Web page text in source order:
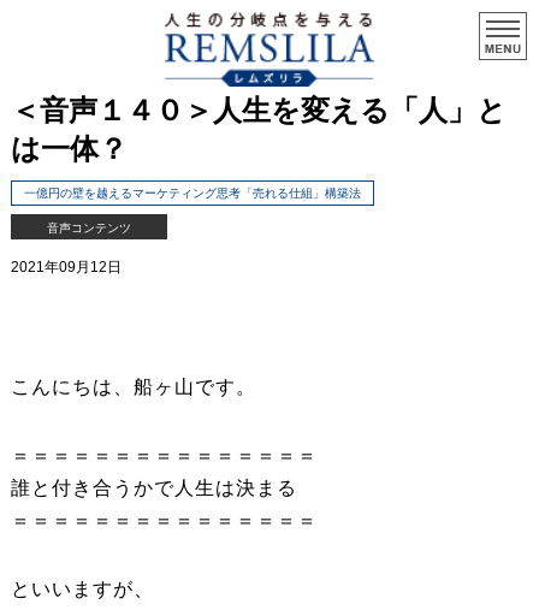
＜音声１４０＞人生を変える「人」と
は一体？
一億円の壁を越えるマーケティング思考「売れる仕組」構築法
音声コンテンツ
2021年09月12日
こんにちは、船ヶ山です。
＝＝＝＝＝＝＝＝＝＝＝＝＝＝＝
誰と付き合うかで人生は決まる
＝＝＝＝＝＝＝＝＝＝＝＝＝＝＝
といいますが、